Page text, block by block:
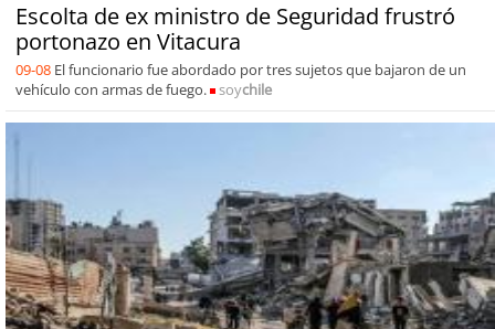
Escolta de ex ministro de Seguridad frustró
portonazo en Vitacura
09-08 El funcionario fue abordado por tres sujetos que bajaron de un
vehículo con armas de fuego.
soychile